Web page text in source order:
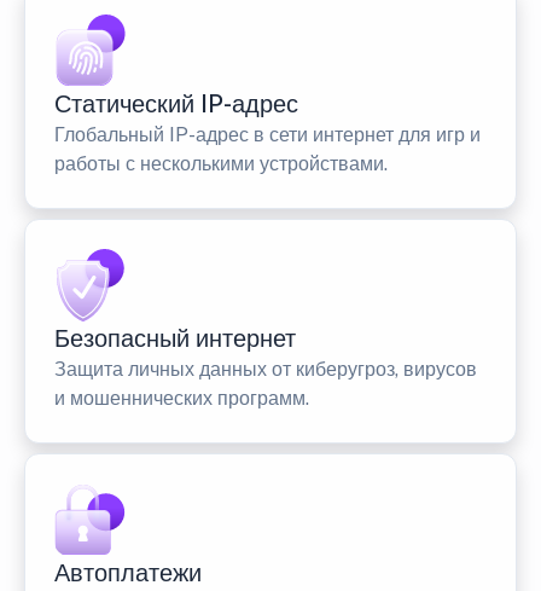
Статический IP-адрес
Глобальный IP-адрес в сети интернет для игр и
работы с несколькими устройствами.
Безопасный интернет
Защита личных данных от киберугроз, вирусов
и мошеннических программ.
Автоплатежи